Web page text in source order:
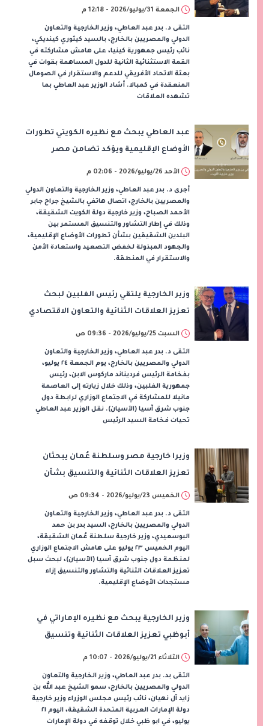
الجمعة 31/يوليو/2026 - 12:18 م
التقى د. بدر عبد العاطي، وزير الخارجية والتعاون
الدولي والمصريين بالخارج، بالسيد كيثوري كينديكي،
نائب رئيس جمهورية كينيا، على هامش مشاركته في
القمة الاستثنائية الثانية للدول المساهمة بقوات في
بعثة الاتحاد الأفريقي للدعم والاستقرار في الصومال
المنعقدة في كمبالا. أشاد الوزير عبد العاطي بما
تشهده العلاقات
عبد العاطي يبحث مع نظيره الكويتي تطورات
الأوضاع الإقليمية ويؤكد تضامن مصر
الكامل مع الكويت
الأحد 26/يوليو/2026 - 02:06 م
أجرى د. بدر عبد العاطي، وزير الخارجية والتعاون الدولي
والمصريين بالخارج، اتصال هاتفي بالشيخ جراح جابر
الأحمد الصباح، وزير خارجية دولة الكويت الشقيقة،
وذلك في إطار التشاور والتنسيق المستمر بين
البلدين الشقيقين بشأن تطورات الأوضاع الإقليمية،
والجهود المبذولة لخفض التصعيد واستعادة الأمن
والاستقرار في المنطقة.
وزير الخارجية يلتقي رئيس الفلبين لبحث
تعزيز العلاقات الثنائية والتعاون الاقتصادي
السبت 25/يوليو/2026 - 09:36 ص
التقى د. بدر عبد العاطي، وزير الخارجية والتعاون
الدولي والمصريين بالخارج، يوم الجمعة ٢٤ يوليو،
بفخامة الرئيس فرديناند ماركوس الابن، رئيس
جمهورية الفلبين، وذلك خلال زيارته إلى العاصمة
مانيلا للمشاركة في الاجتماع الوزاري لرابطة دول
جنوب شرق آسيا (الآسيان). نقل الوزير عبد العاطي
تحيات فخامة السيد الرئيس
وزيرا خارجية مصر وسلطنة عُمان يبحثان
تعزيز العلاقات الثنائية والتنسيق بشأن
مستجدات الأوضاع الإقليمية
الخميس 23/يوليو/2026 - 09:34 ص
التقى د. بدر عبد العاطي، وزير الخارجية والتعاون
الدولي والمصريين بالخارج، السيد بدر بن حمد
البوسعيدي، وزير خارجية سلطنة عُمان الشقيقة،
اليوم الخميس ٢٣ يوليو على هامش الاجتماع الوزاري
لمنظمة دول جنوب شرق آسيا (الآسيان)، لبحث سبل
تعزيز العلاقات الثنائية والتشاور والتنسيق إزاء
مستجدات الأوضاع الإقليمية.
وزير الخارجية يبحث مع نظيره الإماراتي في
أبوظبي تعزيز العلاقات الثنائية وتنسيق
المواقف بشأن تطورات المنطقة
الثلاثاء 21/يوليو/2026 - 10:07 م
التقى بد. بدر عبد العاطي، وزير الخارجية والتعاون
الدولي والمصريين بالخارج، سمو الشيخ عبد الله بن
زايد آل نهيان، نائب رئيس مجلس الوزراء وزير خارجية
دولة الإمارات العربية المتحدة الشقيقة، اليوم ٢١
يوليو، في ابو ظبي خلال توقفه في دولة الإمارات